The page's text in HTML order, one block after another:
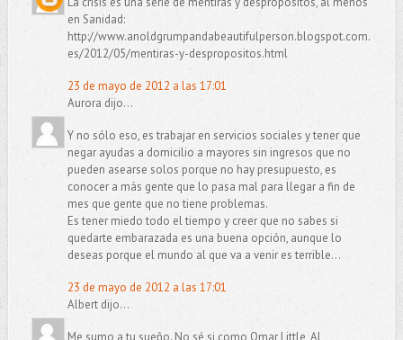
en Sanidad:
http://www.anoldgrumpandabeautifulperson.blogspot.com.
es/2012/05/mentiras-y-despropositos.html
23 de mayo de 2012 a las 17:01
Aurora dijo...
Y no sólo eso, es trabajar en servicios sociales y tener que
negar ayudas a domicilio a mayores sin ingresos que no
pueden asearse solos porque no hay presupuesto, es
conocer a más gente que lo pasa mal para llegar a fin de
mes que gente que no tiene problemas.
Es tener miedo todo el tiempo y creer que no sabes si
quedarte embarazada es una buena opción, aunque lo
deseas porque el mundo al que va a venir es terrible...
23 de mayo de 2012 a las 17:01
Albert dijo...
Me sumo a tu sueño. No sé si como Omar Little, Al